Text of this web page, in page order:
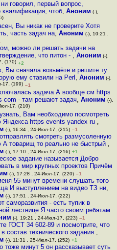
говорил, первый вопрос,
квалификация, чтоб,Аноним (-),
Вы никак не проверите Хотя
часть задач на, Аноним (-), 10:21 ,
можно ли решать задачи на
что питон - , Аноним (-),
(170) +2
Вы сначала возьмёте и решите ту
ему ставили на Perl ,Аноним (-),
17, (199) –1
задача А вообще см https
com - там решают задач, Аноним (-),
17, (210)
Вам необходимо посмотреть
Яндекса https events yandex ru ,
(-), 16:34 , 24-Июл-17, (215) –1
смотреть размусоленную
А товарищ то реально не быстрый ,
(-), 17:10 , 24-Июл-17, (216) +1
задание называется Добро
в мир крупных проектов Причём
(-), 17:28 , 24-Июл-17, (220) –1
55 минут времени слушать того
И выступлением на видео ТЗ ни,
(-), 17:51 , 24-Июл-17, (222)
саморазвития - есть тупик в
лестнице Я часто своим ребятам
(-), 19:21 , 24-Июл-17, (223) –1
ГОСТ 34 602-89 и посмотрите, что
состав технического задания ,
(-), 11:31 , 25-Июл-17, (252) +1
тоже минут 5 он рассказывает суть